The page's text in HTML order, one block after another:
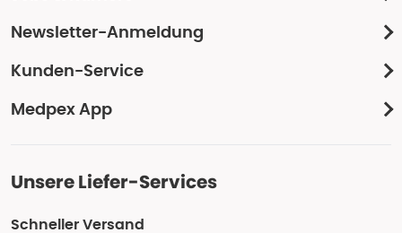
Newsletter-Anmeldung
Kunden-Service
Medpex App
Unsere Liefer-Services
Schneller Versand